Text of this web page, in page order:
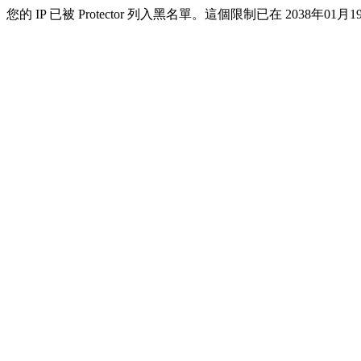
您的 IP 已被 Protector 列入黑名單。這個限制已在 2038年01月